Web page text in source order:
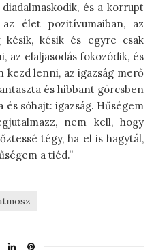
és a korrupt
élet pozitívumaiban, az
késik, késik és egyre csak
az elaljasodás fokozódik, és
kezd lenni, az igazság merő
és hibbant görcsben
sóhajt: igazság. Hűségem
nem kell, hogy
tégy, ha el is hagytál,
a tiéd.”